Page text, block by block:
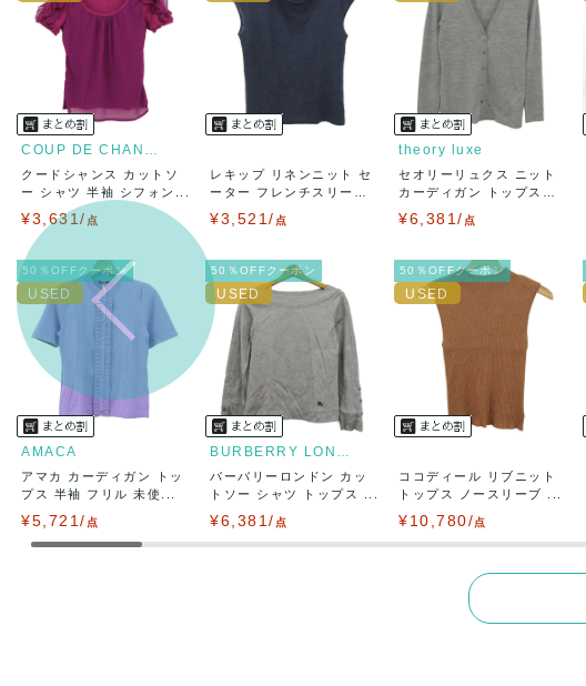
COUP DE CHANCE
クードシャンス カットソ
ー シャツ 半袖 シフォン...
¥3,631/ 点
レキップ リネンニット セ
ーター フレンチスリー
¥3,521/ 点
theory luxe
セオリーリュクス ニット
カーディガン トップス
¥6,381/ 点
50％OFFクーポン
AMACA
アマカ カーディガン トッ
プス 半袖 フリル 未使...
¥5,721/ 点
50％OFFクーポン
BURBERRY LONDON
バーバリーロンドン カッ
トソー シャツ トップス ...
¥6,381/ 点
50％OFFクーポン
ココディール リブニット
トップス ノースリーブ ...
¥10,780/点